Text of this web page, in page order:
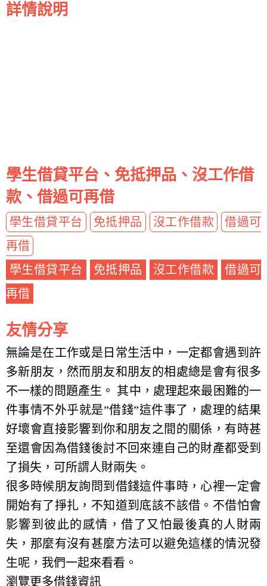
詳情說明
學生借貸平台、免抵押品、沒工作借
款、借過可再借
學生借貸平台 免抵押品 沒工作借款
借過可
再借
學生借貸平台
免抵押品 沒工作借款
借過可
再借
友情分享
無論是在工作或是日常生活中，一定都會遇到許
多新朋友，然而朋友和朋友的相處總是會有很多
不一樣的問題產生。 其中，處理起來最困難的一
件事情不外乎就是”借錢”這件事了，處理的結果
好壞會直接影響到你和朋友之間的關係，有時甚
至還會因為借錢後討不回來連自己的財產都受到
了損失，可所謂人財兩失。
很多時候朋友詢問到借錢這件事時，心裡一定會
開始有了掙扎，不知道到底該不該借。不借怕會
影響到彼此的感情，借了又怕最後真的人財兩
失，那麼有沒有甚麼方法可以避免這樣的情況發
生呢，我們一起來看看。
瀏覽更多借錢資訊